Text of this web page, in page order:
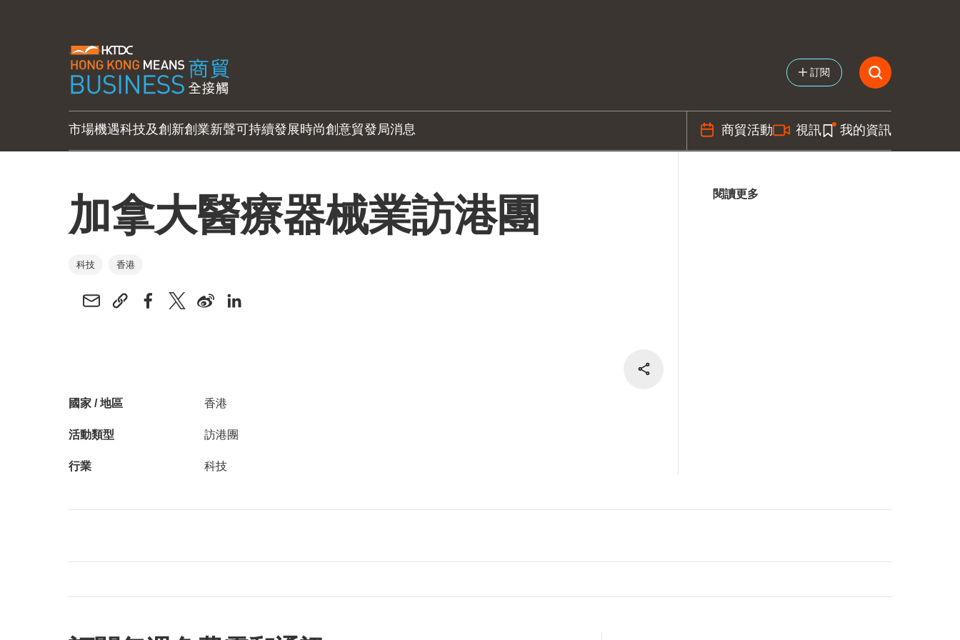
訂閱
市場機遇科技及創新創業新聲可持續發展時尚創意貿發局消息 商貿活動 視訊 我的資訊
加拿大醫療器械業訪港團
科技 香港
國家 / 地區 香港
活動類型 訪港團
行業 科技
閱讀更多